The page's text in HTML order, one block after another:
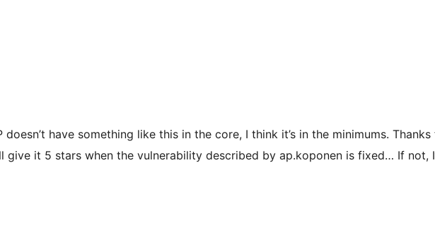
doesn’t have something like this in the core, I think it’s in the minimums.
give it 5 stars when the vulnerability described by ap.koponen is fixed… If not,